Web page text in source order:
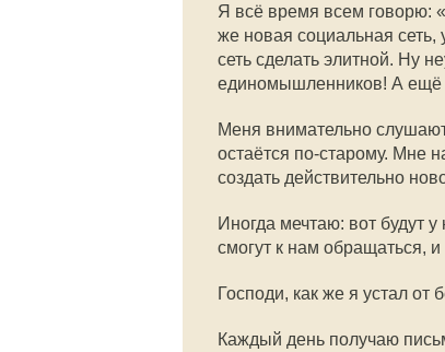
Я всё время всем говорю:
же новая социальная
сеть сделать элитной. Ну
единомышленников! А ещё
Меня внимательно
остаётся по-старому. Мне
создать действительно
Иногда мечтаю: вот будут
смогут к нам обращаться,
Господи, как же я устал от
Каждый день получаю